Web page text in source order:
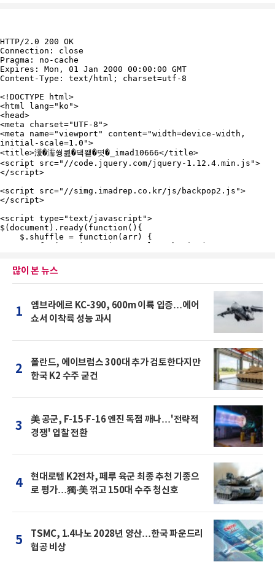
많이 본 뉴스
1
엠브라에르 KC-390, 600m 이륙 입증…에어
쇼서 이착륙 성능 과시
2
폴란드, 에이브럼스 300대 추가 검토한다지만
한국 K2 수주 굳건
3
美 공군, F-15·F-16 엔진 독점 깨나…'전략적
경쟁' 입찰 전환
4
현대로템 K2전차, 페루 육군 최종 추천 기종으
로 평가…獨·美 꺾고 150대 수주 청신호
5
TSMC, 1.4나노 2028년 양산…한국 파운드리
협공 비상